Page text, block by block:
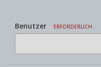
Benutzer ERFORDERLICH